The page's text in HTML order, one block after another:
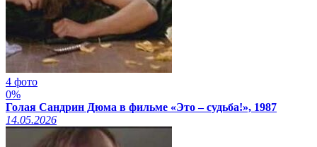
4 фото
0%
Голая Сандрин Дюма в фильме «Это – судьба!», 1987
14.05.2026